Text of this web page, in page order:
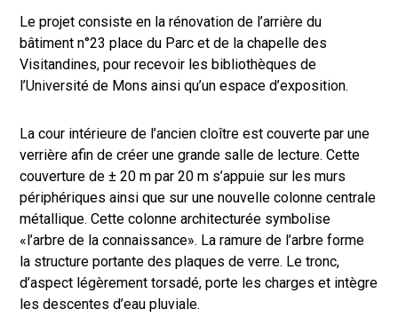
Le projet consiste en la rénovation de l’arrière du
bâtiment n°23 place du Parc et de la chapelle des
Visitandines, pour recevoir les bibliothèques de
l’Université de Mons ainsi qu’un espace d’exposition.
La cour intérieure de l’ancien cloître est couverte par une
verrière afin de créer une grande salle de lecture. Cette
couverture de ± 20 m par 20 m s’appuie sur les murs
périphériques ainsi que sur une nouvelle colonne centrale
métallique. Cette colonne architecturée symbolise
«l’arbre de la connaissance». La ramure de l’arbre forme
la structure portante des plaques de verre. Le tronc,
d’aspect légèrement torsadé, porte les charges et intègre
les descentes d’eau pluviale.